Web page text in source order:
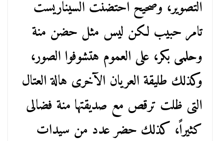
التصوير، وصحيح احتضنت السيناريست
تامر حبيب لكن ليس مثل حضن منة
وحلمى بكر، على العموم هتشوفوا الصور،
وكذلك طليقة العريان الآخرى هالة العتال
التى ظلت ترقص مع صديقتها منة فضالى
كثيراً، كذلك حضر عدد من سيدات